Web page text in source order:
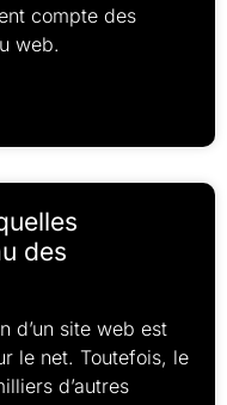
compte des
web.
des
d’un site web est
le net. Toutefois, le
d’autres